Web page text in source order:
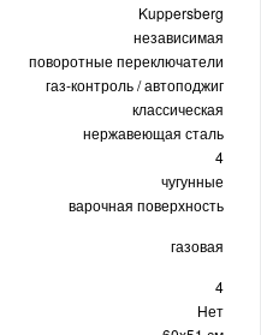
Kuppersberg
независимая
поворотные переключатели
газ-контроль / автоподжиг
классическая
нержавеющая сталь
4
чугунные
варочная поверхность
газовая
4
Нет